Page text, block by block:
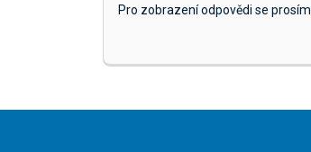
Pro zobrazení odpovědi se prosím